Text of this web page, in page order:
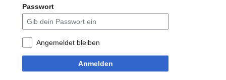
Passwort
Angemeldet bleiben
Anmelden